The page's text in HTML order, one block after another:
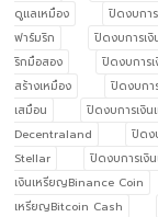
ดูแลเหมือง
ปิดงบการ
ฟาร์มริก
ปิดงบการเ
ริกมือสอง
ปิดงบการเ
สร้างเหมือง
ปิดงบกา
เสมือน
ปิดงบการเงิน
Decentraland
ปิดง
Stellar
ปิดงบการเงิ
เงินเหรียญBinance Coin
เหรียญBitcoin Cash